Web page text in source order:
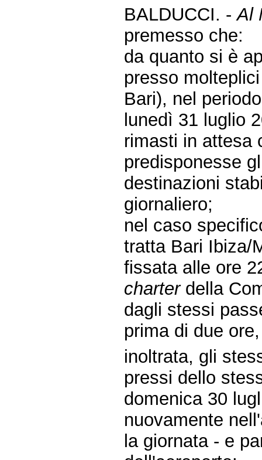
BALDUCCI. -Al
premesso che:
da quanto si è
presso
Bari), nel
lunedì 31 luglio
rimasti in attesa
predisponesse
destinazioni
giornaliero;
nel caso
tratta Bari Ibiza/
fissata alle ore
charterdella
dagli stessi
prima di due
inoltrata, gli
pressi dello
domenica 30
nuovamente
la giornata - e